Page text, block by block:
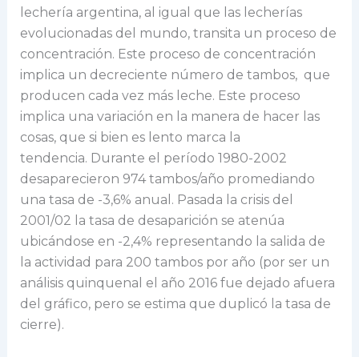
lechería argentina, al igual que las lecherías
evolucionadas del mundo, transita un proceso de
concentración. Este proceso de concentración
implica un decreciente número de tambos, que
producen cada vez más leche. Este proceso
implica una variación en la manera de hacer las
cosas, que si bien es lento marca la
tendencia. Durante el período 1980-2002
desaparecieron 974 tambos/año promediando
una tasa de -3,6% anual. Pasada la crisis del
2001/02 la tasa de desaparición se atenúa
ubicándose en -2,4% representando la salida de
la actividad para 200 tambos por año (por ser un
análisis quinquenal el año 2016 fue dejado afuera
del gráfico, pero se estima que duplicó la tasa de
cierre).